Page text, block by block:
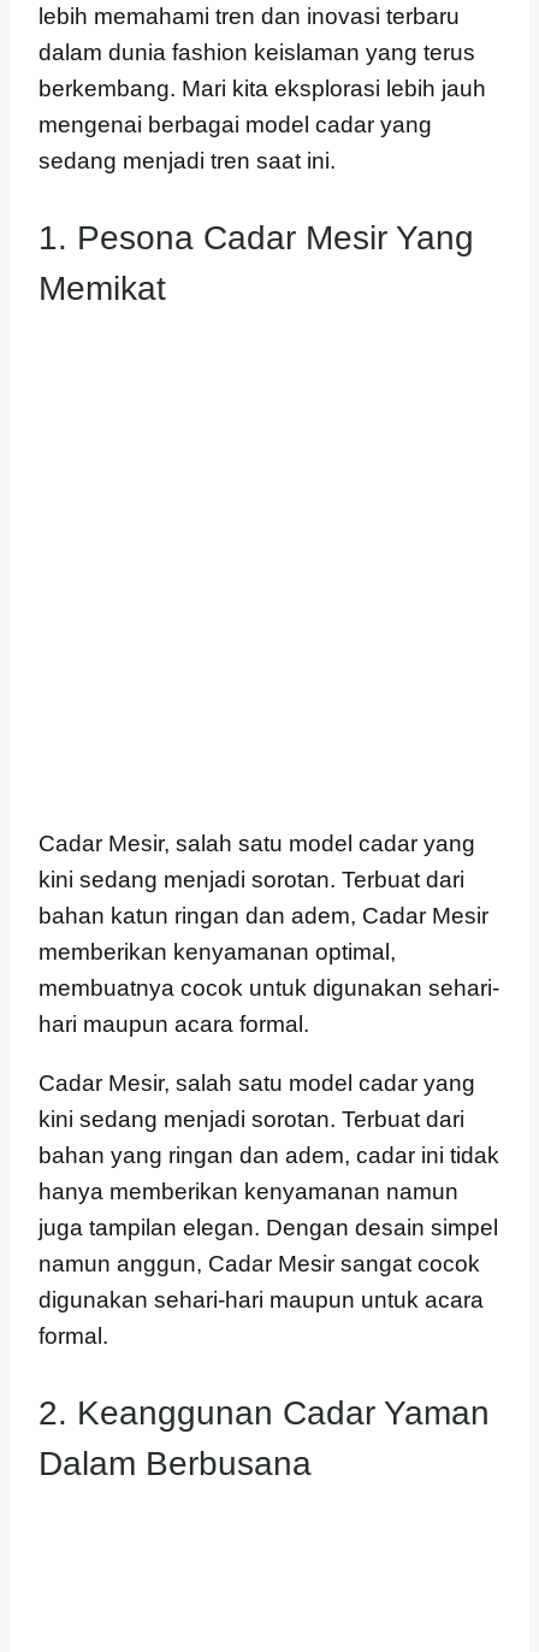
lebih memahami tren dan inovasi terbaru
dalam dunia fashion keislaman yang terus
berkembang. Mari kita eksplorasi lebih jauh
mengenai berbagai model cadar yang
sedang menjadi tren saat ini.
1. Pesona Cadar Mesir Yang
Memikat
Cadar Mesir, salah satu model cadar yang
kini sedang menjadi sorotan. Terbuat dari
bahan katun ringan dan adem, Cadar Mesir
memberikan kenyamanan optimal,
membuatnya cocok untuk digunakan sehari-
hari maupun acara formal.
Cadar Mesir, salah satu model cadar yang
kini sedang menjadi sorotan. Terbuat dari
bahan yang ringan dan adem, cadar ini tidak
hanya memberikan kenyamanan namun
juga tampilan elegan. Dengan desain simpel
namun anggun, Cadar Mesir sangat cocok
digunakan sehari-hari maupun untuk acara
formal.
2. Keanggunan Cadar Yaman
Dalam Berbusana